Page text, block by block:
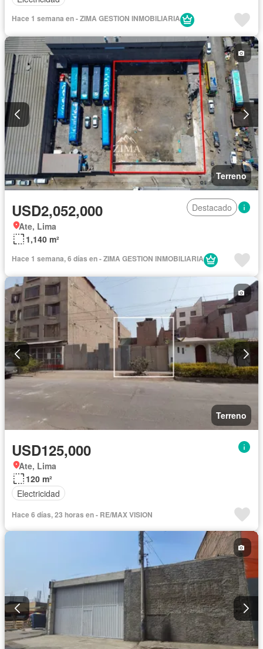
Hace 1 semana en - ZIMA GESTION INMOBILIARIA
Terreno
USD2,052,000
Destacado
Ate, Lima
1,140 m²
Hace 1 semana, 6 días en - ZIMA GESTION INMOBILIARIA
Terreno
USD125,000
Ate, Lima
120 m²
Electricidad
Hace 6 días, 23 horas en - RE/MAX VISION